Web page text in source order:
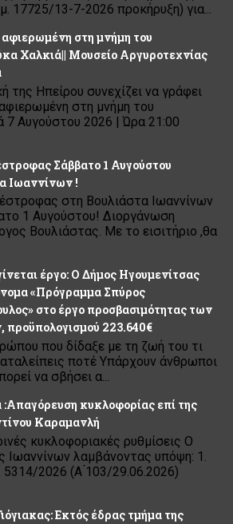
17725/13-7-2026 προκήρυξη) για...
αφιερωμένη στη μνήμη του
Χαλκιά|| Μουσείο Αργυροτεχνίας
της Ηπείρου συνεχίζει να γράφει
στη μνήμη του
7 Αυγούστου 2026 | Ώρα 21:00
Σάββατο 1 Αυγούστου
Ιωαννίνων !
στη Βουλιάστα Ιωαννίνων
1 Αυγούστου! Διοργάνωση
Βουλιάστας. Με το εισιτήριο ,θα
έργο: Ο Δήμος Ηγουμενίτσας
«Πρόγραμμα Σπύρος
στο έργο προσβασιμότητας των
προϋπολογισμού 223.640€
που δίδαξε με τη ζωή του τι
ποτέ Υπάρχουν άνθρωποι
να σβήσει α...
:Απαγόρευση κυκλοφορίας επί της
Καραμανλή
κυκλοφοριακές ρυθμίσεις Ο
Ιωαννίνων λαμβάνοντας υπόψη: 1.
5314/2026 (Α ́103/29.06.2026)
Εκτός έδρας τμήμα της